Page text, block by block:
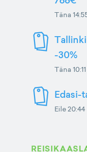
Täna
-30%
Täna 10:11
Edasi-
Eile 20:44